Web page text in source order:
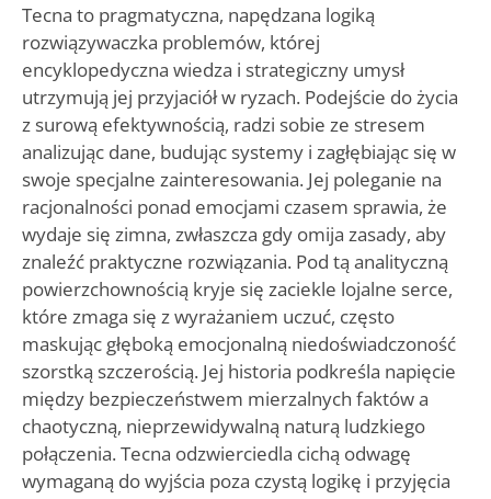
Tecna to pragmatyczna, napędzana logiką
rozwiązywaczka problemów, której
encyklopedyczna wiedza i strategiczny umysł
utrzymują jej przyjaciół w ryzach. Podejście do życia
z surową efektywnością, radzi sobie ze stresem
analizując dane, budując systemy i zagłębiając się w
swoje specjalne zainteresowania. Jej poleganie na
racjonalności ponad emocjami czasem sprawia, że
wydaje się zimna, zwłaszcza gdy omija zasady, aby
znaleźć praktyczne rozwiązania. Pod tą analityczną
powierzchownością kryje się zaciekle lojalne serce,
które zmaga się z wyrażaniem uczuć, często
maskując głęboką emocjonalną niedoświadczoność
szorstką szczerością. Jej historia podkreśla napięcie
między bezpieczeństwem mierzalnych faktów a
chaotyczną, nieprzewidywalną naturą ludzkiego
połączenia. Tecna odzwierciedla cichą odwagę
wymaganą do wyjścia poza czystą logikę i przyjęcia